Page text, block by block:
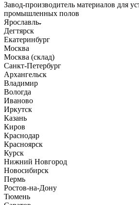
Завод-производитель материалов для
промышленных полов
Ярославль
Дегтярск
Екатеринбург
Москва
Москва (склад)
Санкт-Петербург
Архангельск
Владимир
Вологда
Иваново
Иркутск
Казань
Киров
Краснодар
Красноярск
Курск
Нижний Новгород
Новосибирск
Пермь
Ростов-на-Дону
Тюмень